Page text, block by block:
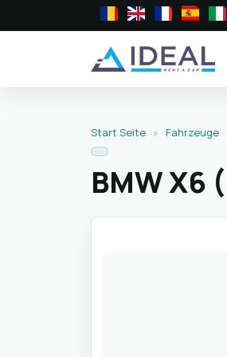
Start Seite » Fahrzeuge
BMW X6